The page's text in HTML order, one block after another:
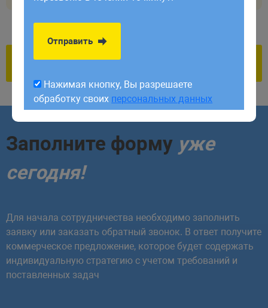
Заполните форму уже
сегодня!
Для начала сотрудничества необходимо заполнить
заявку или заказать обратный звонок. В ответ получите
коммерческое предложение, которое будет содержать
индивидуальную стратегию с учетом требований и
поставленных задач
обработку своихперсональных данных
Отправить
Нажимая кнопку, Вы разрешаете
обработку своих персональных данных